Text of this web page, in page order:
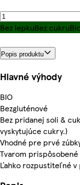
Bez lepkuBez cukru
Popis produktu
Hlavné výhody
BIO
Bezgluténové
Bez pridanej soli &
vyskytujúce cukry.)
Vhodné pre prvé
Tvarom
Ľahko rozpustiteľné v